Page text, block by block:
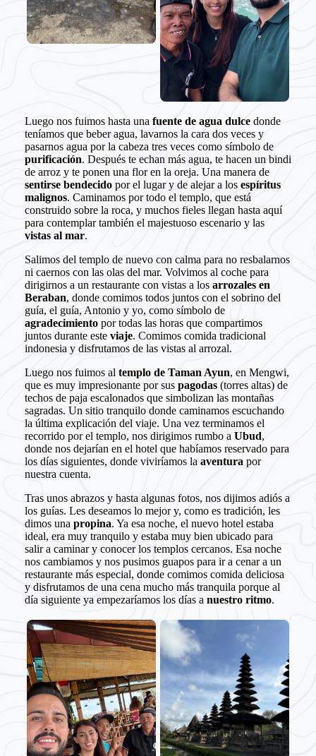
Luego nos fuimos hasta una fuente de agua dulcedonde
teníamos que beber agua, lavarnos la cara dos veces y
pasarnos agua por la cabeza tres veces como símbolo de
purificación. Después te echan más agua, te hacen un bindi
de arroz y te ponen una flor en la oreja. Una manera de
sentirse bendecidopor el lugar y de alejar a los espíritus
malignos. Caminamos por todo el templo, que está
construido sobre la roca, y muchos fieles llegan hasta aquí
para contemplar también el majestuoso escenario y las
vistas al mar.
Salimos del templo de nuevo con calma para no resbalarnos
ni caernos con las olas del mar. Volvimos al coche para
dirigirnos a un restaurante con vistas a los arrozales en
Beraban, donde comimos todos juntos con el sobrino del
guía, el guía, Antonio y yo, como símbolo de
agradecimientopor todas las horas que compartimos
juntos durante este viaje. Comimos comida tradicional
indonesia y disfrutamos de las vistas al arrozal.
Luego nos fuimos al templo de Taman Ayun, en Mengwi,
que es muy impresionante por sus pagodas(torres altas) de
techos de paja escalonados que simbolizan las montañas
sagradas. Un sitio tranquilo donde caminamos escuchando
la última explicación del viaje. Una vez terminamos el
recorrido por el templo, nos dirigimos rumbo a Ubud,
donde nos dejarían en el hotel que habíamos reservado para
los días siguientes, donde viviríamos la aventura por
nuestra cuenta.
Tras unos abrazos y hasta algunas fotos, nos dijimos adiós a
los guías. Les deseamos lo mejor y, como es tradición, les
dimos una propina. Ya esa noche, el nuevo hotel estaba
ideal, era muy tranquilo y estaba muy bien ubicado para
salir a caminar y conocer los templos cercanos. Esa noche
nos cambiamos y nos pusimos guapos para ir a cenar a un
restaurante más especial, donde comimos comida deliciosa
y disfrutamos de una cena mucho más tranquila porque al
día siguiente ya empezaríamos los días a nuestro ritmo.